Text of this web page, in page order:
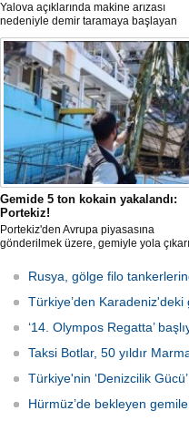
Yalova açıklarında makine arızası
nedeniyle demir taramaya başlayan
tanker, römorkör eşliğinde güvenli
şekilde demirleme sahasına alındı.
Gemide 5 ton kokain yakalandı:
Portekiz!
Portekiz'den Avrupa piyasasına
gönderilmek üzere, gemiyle yola
hava ve deniz kuvvetlerinin
operasyonuyla durduruldu.
kapsamında, gemideki iki yabancı
uyruklu kişi bir gemi mürettebatı
gözaltına alındı.
Rusya, gölge filo
Türkiye’den Karadeniz'deki
‘14. Olympos Regatta’
Taksi Botlar, 50 yıldır
Türkiye'nin ‘Denizcilik
Hürmüz’de bekleyen